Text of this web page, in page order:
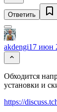
Ответить
akdengi17 июн
Обходится
установки и
https://